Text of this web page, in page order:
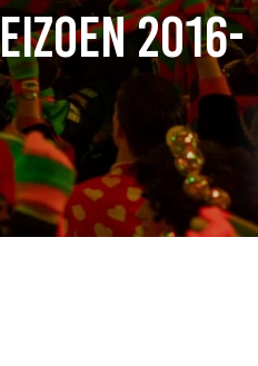
2016-